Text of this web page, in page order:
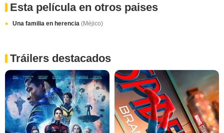
Esta película en otros paises
Una familia en herencia (Méjico)
Tráilers destacados